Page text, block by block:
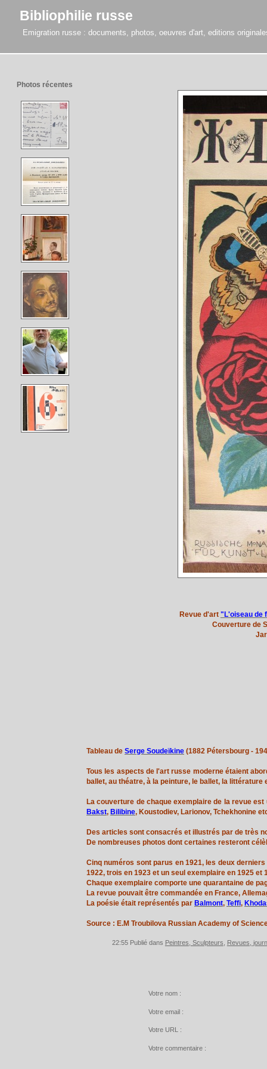
Bibliophilie russe
Emigration russe : documents, photos, oeuvres d'art, editions
Revue d'art "L'oiseau de
Couverture de
Tableau de Serge Soudeïkine (1882 Pétersbourg -
Tous les aspects de l'art russe moderne étaient
ballet, au théatre, à la peinture, le ballet, la littérature
La couverture de chaque exemplaire de la revue
Bakst, Bilibine, Koustodiev, Larionov, Tchekhonine
Des articles sont consacrés et illustrés par de très
De nombreuses photos dont certaines resteront
Cinq numéros sont parus en 1921, les deux
1922, trois en 1923 et un seul exemplaire en 1925 et
Chaque exemplaire comporte une quarantaine de
La revue pouvait être commandée en France,
La poésie était représentés par Balmont, Teffi,
Source : E.M Troubilova Russian Academy of
22:55 Publié dans Peintres, Sculpteurs Revues,
Votre nom :
Votre email :
Votre URL :
Votre commentaire :
Photos récentes